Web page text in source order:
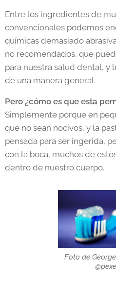
Entre los ingredientes de
convencionales podemos
químicas demasiado
no recomendados, que
para nuestra salud dental, y
de una manera general.
Pero ¿cómo es que esta
Simplemente porque en
que no sean nocivos, y la
pensada para ser ingerida,
con la boca, muchos de
dentro de nuestro cuerpo.
Foto de